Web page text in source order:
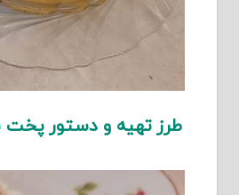
طرز تهیه و دستور